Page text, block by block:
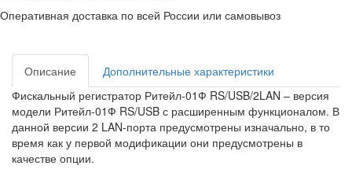
Оперативная доставка по всей России или самовывоз
Описание
Дополнительные характеристики
Фискальный регистратор Ритейл-01Ф RS/USB/2LAN – версия
модели Ритейл-01Ф RS/USB с расширенным функционалом. В
данной версии 2 LAN-порта предусмотрены изначально, в то
время как у первой модификации они предусмотрены в
качестве опции.